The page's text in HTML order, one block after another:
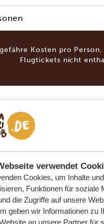
verwendet
Cookies, um Inhalte
Funktionen für soziale
die Zugriffe auf unsere
geben wir Informationen zu
Kosten pro
Flugtickets nicht
SIE SICH IHREN
SAFARI URLAUB
Safari Urlaub können
nach Ihren
Verraten Sie
einfach, wie Sie